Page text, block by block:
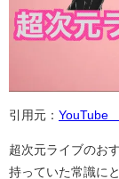
引用元： YouTube
超次元ライブのお
持っていた常識に